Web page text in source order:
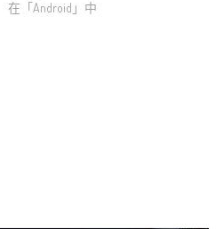
在「Android」中